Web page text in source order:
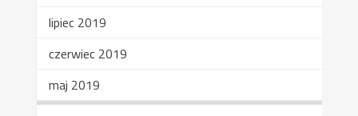
lipiec 2019
czerwiec 2019
maj 2019